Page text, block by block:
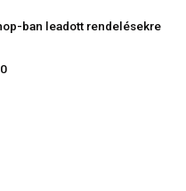
ban leadott rendelésekre